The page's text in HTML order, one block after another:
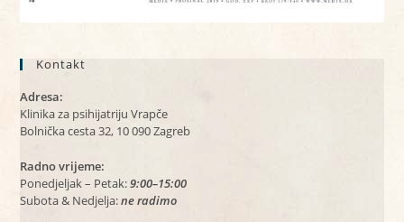
Kontakt
Adresa:
Klinika za psihijatriju Vrapče
Bolnička cesta 32, 10 090 Zagreb
Radno vrijeme:
Ponedjeljak – Petak:9:00–15:00
Subota & Nedjelja:ne radimo